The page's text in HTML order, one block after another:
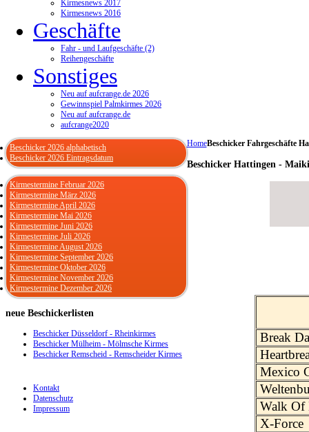
Kirmesnews 2017
Kirmesnews 2016
Geschäfte
Fahr - und Laufgeschäfte (2)
Reihengeschäfte
Sonstiges
Neu auf aufcrange.de 2026
Gewinnspiel Palmkirmes 2026
Neu auf aufcrange.de
aufcrange2020
HomeBeschicker Fahrgeschäfte
Beschicker Hattingen -
Break
Mexico
Walk Of
X-Force
Beschicker 2026 alphabetisch
Beschicker 2026 Eintragsdatum
Kirmestermine Februar 2026
Kirmestermine März 2026
Kirmestermine April 2026
Kirmestermine Mai 2026
Kirmestermine Juni 2026
Kirmestermine Juli 2026
Kirmestermine August 2026
Kirmestermine September 2026
Kirmestermine Oktober 2026
Kirmestermine November 2026
Kirmestermine Dezember 2026
neue Beschickerlisten
Beschicker Düsseldorf - Rheinkirmes
Beschicker Mülheim - Mölmsche Kirmes
Beschicker Remscheid - Remscheider Kirmes
Kontakt
Datenschutz
Impressum